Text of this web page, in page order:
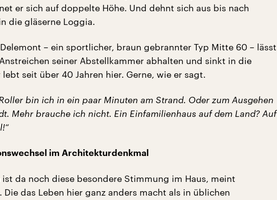
er sich auf doppelte Höhe. Und dehnt sich aus bis nach
die gläserne Loggia.
– ein sportlicher, braun gebrannter Typ Mitte 60 – lässt
seiner Abstellkammer abhalten und sinkt in die
lebt seit über 40 Jahren hier. Gerne, wie er sagt.
bin ich in ein paar Minuten am Strand. Oder zum Ausgehen
Mehr brauche ich nicht. Ein Einfamilienhaus auf dem Land? Auf
im Architekturdenkmal
ist da noch diese besondere Stimmung im Haus, meint
Die das Leben hier ganz anders macht als in üblichen